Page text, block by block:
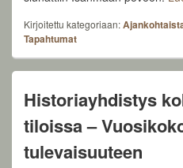
Kirjoitettu kategoriaan:
Tapahtumat
Historiayhdistys
tiloissa –
tulevaisuuteen